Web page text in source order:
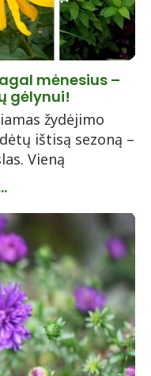
mėnesius –
gėlynui!
žydėjimo
ištisą sezoną –
Vieną